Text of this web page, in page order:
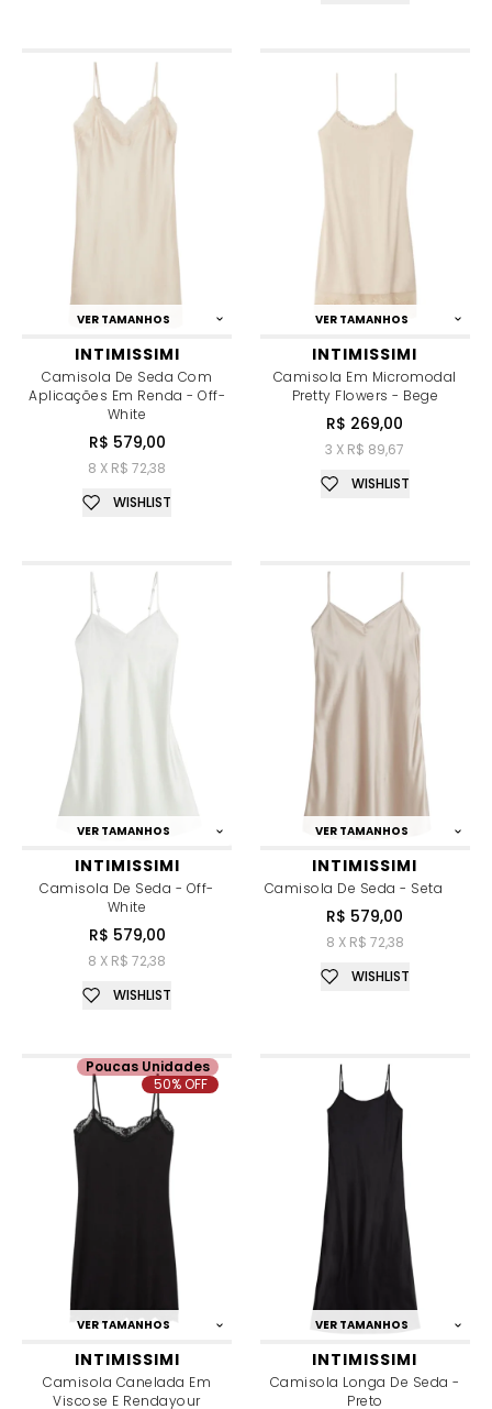
VER TAMANHOS
INTIMISSIMI
Camisola De Seda Com
Aplicações Em Renda - Off-
White
R$ 579,00
8 X R$ 72,38
WISHLIST
VER TAMANHOS
INTIMISSIMI
Camisola Em Micromodal
Pretty Flowers - Bege
R$ 269,00
3 X R$ 89,67
WISHLIST
VER TAMANHOS
INTIMISSIMI
Camisola De Seda - Off-
White
R$ 579,00
8 X R$ 72,38
WISHLIST
VER TAMANHOS
INTIMISSIMI
Camisola De Seda - Seta
R$ 579,00
8 X R$ 72,38
WISHLIST
VER TAMANHOS
INTIMISSIMI
Camisola Canelada Em
Viscose E Rendayour
Poucas Unidades
50% OFF
VER TAMANHOS
INTIMISSIMI
Camisola Longa De Seda -
Preto